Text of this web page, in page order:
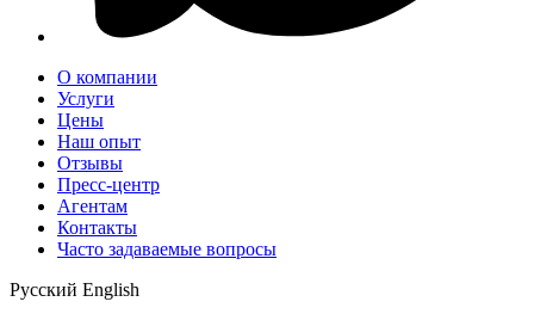
О компании
Услуги
Цены
Наш опыт
Отзывы
Пресс-центр
Агентам
Контакты
Часто задаваемые вопросы
Русский English